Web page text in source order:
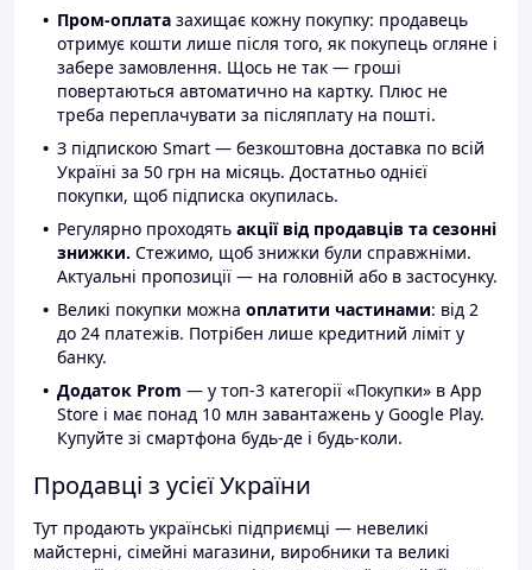
Пром-оплата захищає кожну покупку: продавець
отримує кошти лише після того, як покупець огляне і
забере замовлення. Щось не так — гроші
повертаються автоматично на картку. Плюс не
треба переплачувати за післяплату на пошті.
З підпискою Smart — безкоштовна доставка по всій
Україні за 50 грн на місяць. Достатньо однієї
покупки, щоб підписка окупилась.
Регулярно проходять акції від продавців та сезонні
знижки. Стежимо, щоб знижки були справжніми.
Актуальні пропозиції — на головній або в застосунку.
Великі покупки можна оплатити частинами: від 2
до 24 платежів. Потрібен лише кредитний ліміт у
банку.
Додаток Prom — у топ-3 категорії «Покупки» в App
Store і має понад 10 млн завантажень у Google Play.
Купуйте зі смартфона будь-де і будь-коли.
Продавці з усієї України
Тут продають українські підприємці — невеликі
майстерні, сімейні магазини, виробники та великі